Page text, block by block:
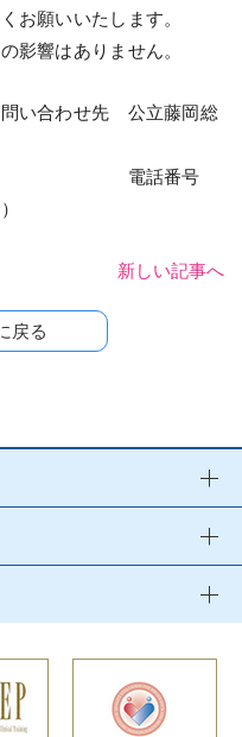
お願いいたします。
影響はありません。
立藤岡総
号
新しい記事へ
戻る